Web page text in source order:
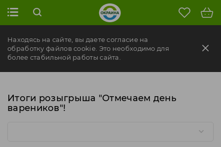
Находясь на сайте, вы даете согласие на
обработку файлов cookie. Это необходимо для
более стабильной работы сайта.
Итоги розыгрыша "Отмечаем день
вареников"!